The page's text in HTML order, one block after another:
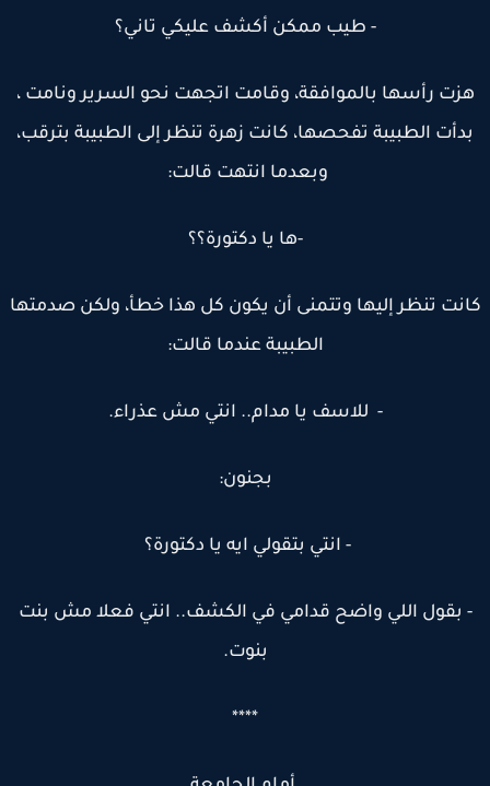
- طيب ممكن أكشف عليكي تاني؟
رأسها بالموافقة، وقامت اتجهت نحو السرير ونامت ،
الطبيبة تفحصها، كانت زهرة تنظر إلى الطبيبة بترقب،
وبعدما انتهت قالت:
-ها يا دكتورة؟؟
تنظر إليها وتتمنى أن يكون كل هذا خطأ، ولكن صدمتها
الطبيبة عندما قالت:
- للاسف يا مدام.. انتي مش عذراء.
بجنون:
- انتي بتقولي ايه يا دكتورة؟
بقول اللي واضح قدامي في الكشف.. انتي فعلا مش بنت
بنوت.
****